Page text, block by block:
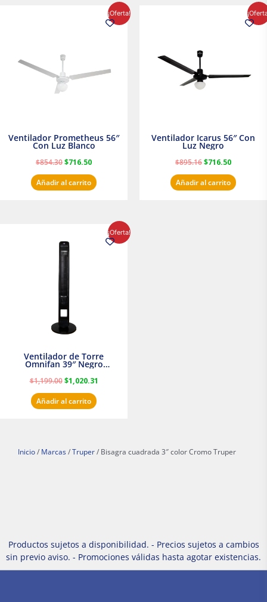
¡Oferta!
Ventilador Prometheus 56″
Con Luz Blanco
$854.30$716.50
precio
actual
Añadir al carrito
Ventilador Icarus 56″ Con
Luz Negro
$895.16$716.50
precio
actual
Añadir al carrito
¡Oferta!
Ventilador de Torre
Omnifan 39″ Negro
$1,199.00
original
era:
$1,020.31
precio
actual
Añadir al carrito
Inicio / Marcas / Truper / Bisagra cuadrada 3″ color Cromo Truper
Productos sujetos a disponibilidad. - Precios sujetos a cambios
sin previo aviso. - Promociones válidas hasta agotar existencias.